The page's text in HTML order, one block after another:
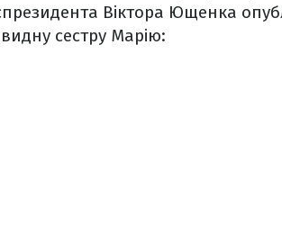
Віктора Ющенка
сестру Марію: